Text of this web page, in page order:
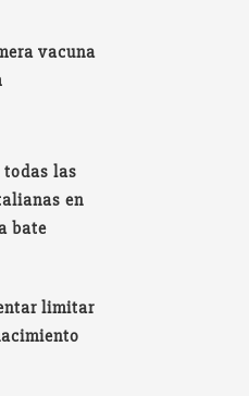
vacuna
todas las
en
bate
limitar